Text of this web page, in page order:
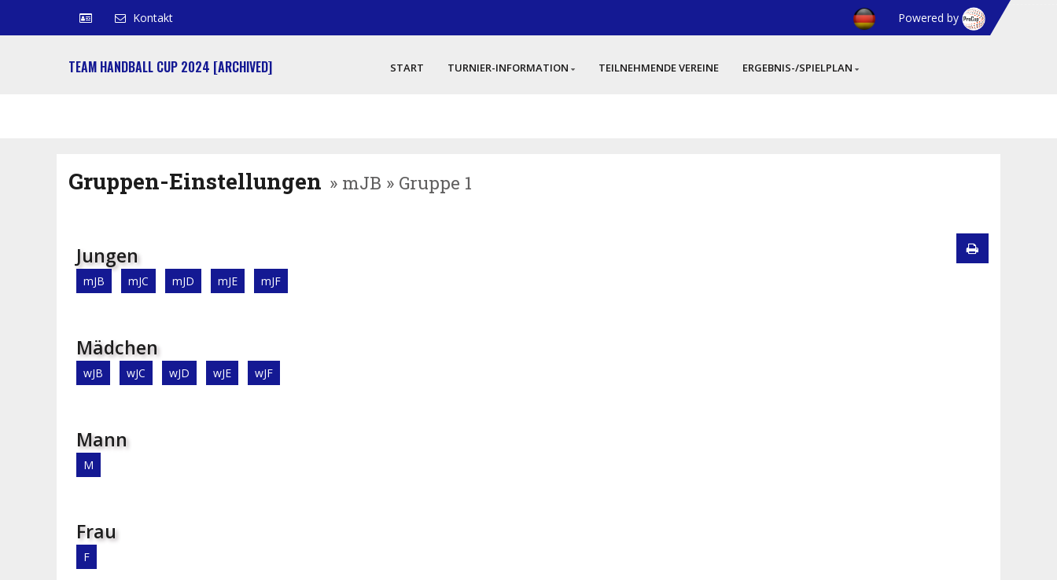
Kontakt Powered by
TEAM HANDBALL CUP 2024 [ARCHIVED] START TURNIER-INFORMATION TEILNEHMENDE VEREINE ERGEBNIS-/SPIELPLAN
Gruppen-Einstellungen » mJB » Gruppe 1
Jungen
mJB mJC mJD mJE mJF
Mädchen
wJB wJC wJD wJE wJF
Mann
M
Frau
F